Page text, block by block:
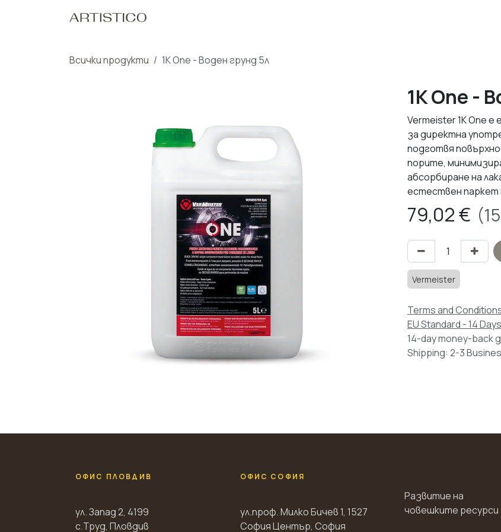
Всички продукти 1K One - Воден грунд 5л
1K One -
Vermeister 1K One
за директна
подготвя
порите,
абсорбиране на
естествен паркет
79,02€ (
Vermeister
Terms and
EU Standard - 14
14-day money-back
Shipping: 2-3
ОФИС ПЛОВДИВ
ул. Запад 2, 4199
с.Труд, Пловдив
ОФИС СОФИЯ
ул.проф. Милко Бичев 1, 1527
София Център, София
Развитие на
човешките ресурси